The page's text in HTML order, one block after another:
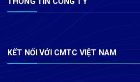
KẾT NỐI VỚI CMTC VIỆT NAM